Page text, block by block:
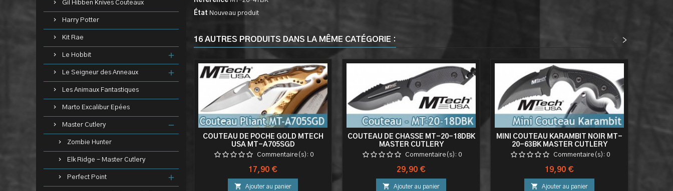
Gil Hibben Knives Couteaux
Harry Potter
Kit Rae
Le Hobbit
Le Seigneur des Anneaux
Les Animaux Fantastiques
Marto Excalibur Epées
Master Cutlery
Zombie Hunter
Elk Ridge - Master Cutlery
Perfect Point
État Nouveau produit
16 AUTRES PRODUITS DANS LA MÊME CATÉGORIE : >
COUTEAU DE POCHE GOLD MTECH
USA MT-A705SGD
Commentaire(s): 0
Prix
17,90 €
 Ajouter au panier
COUTEAU DE CHASSE MT-20-18DBK
MASTER CUTLERY
Commentaire(s): 0
Prix
29,90 €
 Ajouter au panier
MINI COUTEAU KARAMBIT NOIR MT-
20-63BK MASTER CUTLERY
Commentaire(s): 0
Prix
19,90 €
 Ajouter au panier